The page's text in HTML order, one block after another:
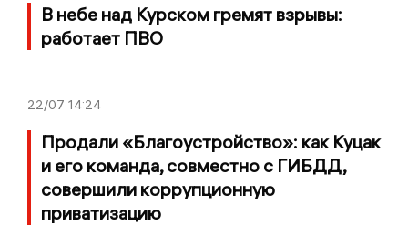
В небе над Курском гремят взрывы:
работает ПВО
22/07 14:24
Продали «Благоустройство»: как Куцак
и его команда, совместно с ГИБДД,
совершили коррупционную
приватизацию